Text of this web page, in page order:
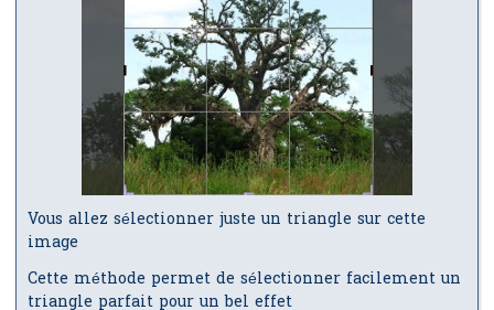
Vous allez sélectionner juste un triangle sur cette
image
Cette méthode permet de sélectionner facilement un
triangle parfait pour un bel effet